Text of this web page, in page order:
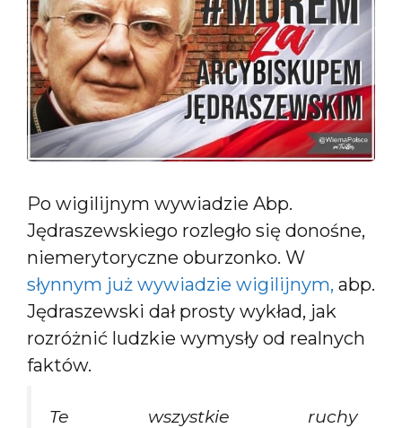
Po wigilijnym wywiadzie Abp.
Jędraszewskiego rozległo się donośne,
niemerytoryczne oburzonko. W
słynnym już wywiadzie wigilijnym, abp.
Jędraszewski dał prosty wykład, jak
rozróżnić ludzkie wymysły od realnych
faktów.
Te wszystkie ruchy